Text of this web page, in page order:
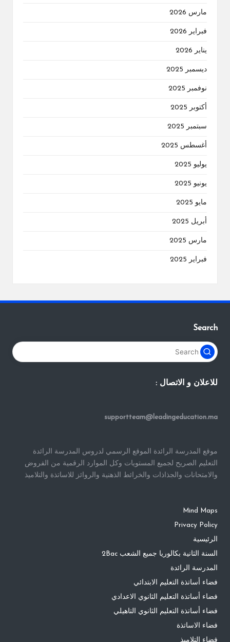
مارس 2026
فبراير 2026
يناير 2026
ديسمبر 2025
نوفمبر 2025
أكتوبر 2025
سبتمبر 2025
أغسطس 2025
يوليو 2025
يونيو 2025
مايو 2025
أبريل 2025
مارس 2025
فبراير 2025
Search
للاعلان و الاتصال :
supportteam@leadingeducation.ma
موقع المدرسة الرائدة الموقع الرسمي لدروس المدرسة الرائدة
التعليم الصريح لجميع المستويات وكل الموارد الرقمية من الفروض
والامتحانات والجذاذات والخرائط الذهنية والروائز للاساتذة والتلاميذ
Mind Maps
Privacy Policy
الرئيسية
السنة الثانية بكالوريا جميع الشعب 2Bac
المدرسة الرائدة
فضاء أساتذة التعليم الابتدائي
فضاء أساتذة التعليم الثانوي الاعدادي
فضاء أساتذة التعليم الثانوي التاهيلي
فضاء الاساتذة
فضاء التلاميذ